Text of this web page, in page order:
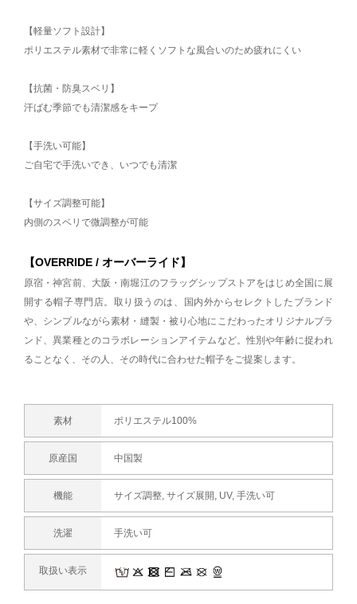
【軽量ソフト設計】
ポリエステル素材で非常に軽くソフトな風合いのため疲れにくい
【抗菌・防臭スベリ】
汗ばむ季節でも清潔感をキープ
【手洗い可能】
ご自宅で手洗いでき、いつでも清潔
【サイズ調整可能】
内側のスベリで微調整が可能
【OVERRIDE / オーバーライド】
原宿・神宮前、大阪・南堀江のフラッグシップストアをはじめ全国に展
開する帽子専門店。取り扱うのは、国内外からセレクトしたブランド
や、シンプルながら素材・縫製・被り心地にこだわったオリジナルブラ
ンド、異業種とのコラボレーションアイテムなど。性別や年齢に捉われ
ることなく、その人、その時代に合わせた帽子をご提案します。
素材 ポリエステル100%
原産国 中国製
機能 サイズ調整, サイズ展開, UV, 手洗い可
洗濯 手洗い可
取扱い表示